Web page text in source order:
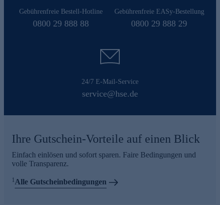
Gebührenfreie Bestell-Hotline
0800 29 888 88
Gebührenfreie EASy-Bestellung
0800 29 888 29
24/7 E-Mail-Service
service@hse.de
Ihre Gutschein-Vorteile auf einen Blick
Einfach einlösen und sofort sparen. Faire Bedingungen und
volle Transparenz.
1Alle Gutscheinbedingungen